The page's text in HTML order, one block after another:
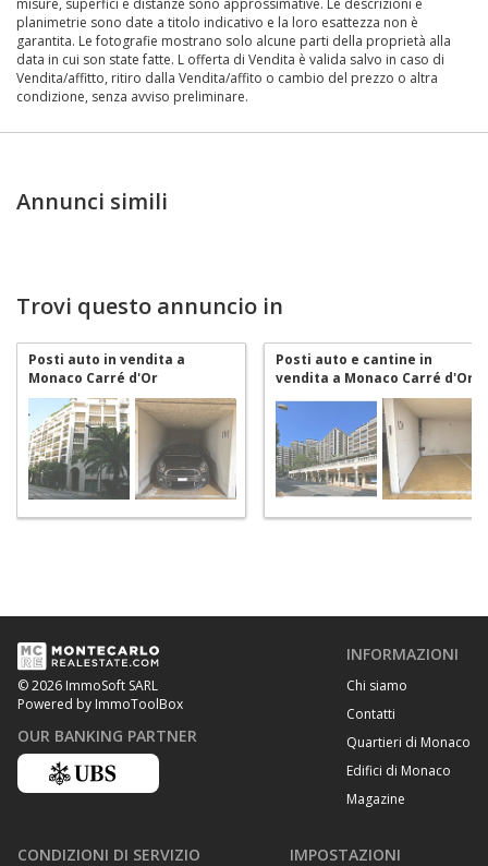
planimetrie sono date a titolo indicativo e la loro esattezza non è
garantita. Le fotografie mostrano solo alcune parti della proprietà alla
data in cui son state fatte. L offerta di Vendita è valida salvo in caso di
Vendita/affitto, ritiro dalla Vendita/affito o cambio del prezzo o altra
condizione, senza avviso preliminare.
Annunci simili
Trovi questo annuncio in
Posti auto in vendita a
Monaco Carré d'Or
Posti auto e cantine in
vendita a Monaco Carré d'Or
© 2026 ImmoSoft SARL
Powered by ImmoToolBox
OUR BANKING PARTNER
INFORMAZIONI
Chi siamo
Contatti
Quartieri di Monaco
Edifici di Monaco
Magazine
CONDIZIONI DI SERVIZIO IMPOSTAZIONI